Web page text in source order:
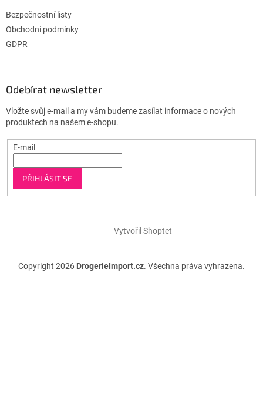
Bezpečnostní listy
Obchodní podmínky
GDPR
Odebírat newsletter
Vložte svůj e-mail a my vám budeme zasílat informace o nových
produktech na našem e-shopu.
E-mail
PŘIHLÁSIT SE
Vytvořil Shoptet
Copyright 2026 DrogerieImport.cz. Všechna práva vyhrazena.